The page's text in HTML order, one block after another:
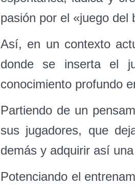
pasión por el «juego del
Así, en un contexto
donde se inserta el
conocimiento profundo
Partiendo de un
sus jugadores, que
demás y adquirir así
Potenciando el